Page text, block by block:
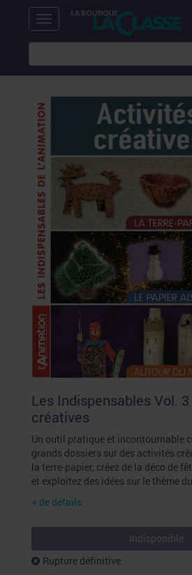
Les Indispensables Vol.
créatives
Un outil pratique et incontournable
grands dossiers sur des activités
la terre-papier, créez de la déco de
et exploitez des idées sur le thème
+ de détails
Indisponible
Rupture définitive